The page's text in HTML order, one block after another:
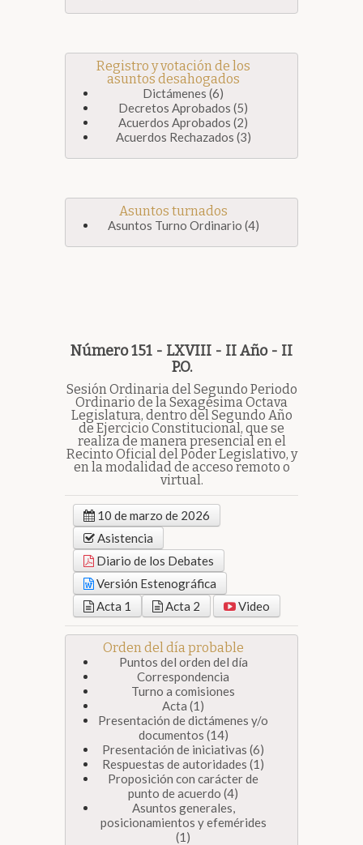
Registro y votación de los
asuntos desahogados
Dictámenes (6)
Decretos Aprobados (5)
Acuerdos Aprobados (2)
Acuerdos Rechazados (3)
Asuntos turnados
Asuntos Turno Ordinario (4)
Número 151 - LXVIII - II Año - II
P.O.
Sesión Ordinaria del Segundo Periodo
Ordinario de la Sexagésima Octava
Legislatura, dentro del Segundo Año
de Ejercicio Constitucional, que se
realiza de manera presencial en el
Recinto Oficial del Poder Legislativo, y
en la modalidad de acceso remoto o
virtual.
10 de marzo de 2026
Asistencia
Diario de los Debates
Versión Estenográfica
Acta 1
Acta 2 Video
Orden del día probable
Puntos del orden del día
Correspondencia
Turno a comisiones
Acta (1)
Presentación de dictámenes y/o
documentos (14)
Presentación de iniciativas (6)
Respuestas de autoridades (1)
Proposición con carácter de
punto de acuerdo (4)
Asuntos generales,
posicionamientos y efemérides
(1)